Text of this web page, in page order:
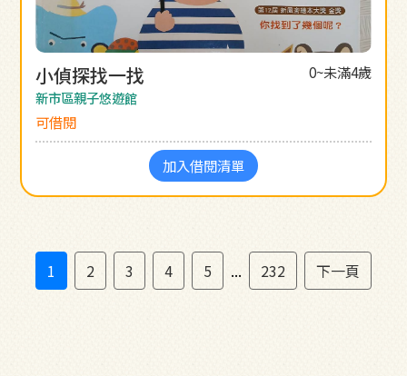
小偵探找一找 0~未滿4歲
新市區親子悠遊館
可借閱
加入借閱清單
1 2 3 4 5 ... 232 下一頁